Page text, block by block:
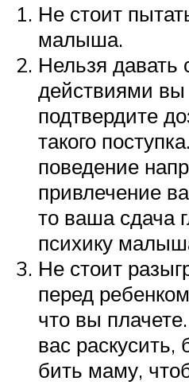
Не стоит
малыша.
Нельзя давать
действиями вы
подтвердите
такого
поведение
привлечение
то ваша сдача
психику
Не стоит
перед
что вы
вас
бить маму,